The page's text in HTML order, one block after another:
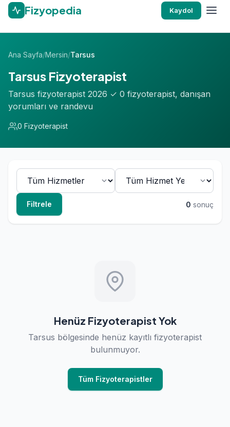
Fizyopedia Kaydol
Ana Sayfa/Mersin/Tarsus
Tarsus Fizyoterapist
Tarsus fizyoterapist 2026 ✓ 0 fizyoterapist, danışan
yorumları ve randevu
0 Fizyoterapist
Filtrele 0 sonuç
Henüz Fizyoterapist Yok
Tarsus bölgesinde henüz kayıtlı fizyoterapist
bulunmuyor.
Tüm Fizyoterapistler